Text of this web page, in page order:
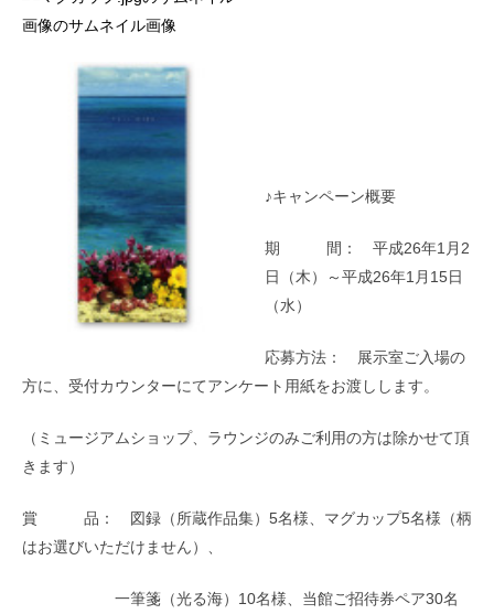
♪キャンペーン概要
期 間： 平成26年1月2
日（木）～平成26年1月15日
（水）
応募方法： 展示室ご入場の
方に、受付カウンターにてアンケート用紙をお渡しします。
（ミュージアムショップ、ラウンジのみご利用の方は除かせて頂
きます）
賞 品： 図録（所蔵作品集）5名様、マグカップ5名様（柄
はお選びいただけません）、
一筆箋（光る海）10名様、当館ご招待券ペア30名